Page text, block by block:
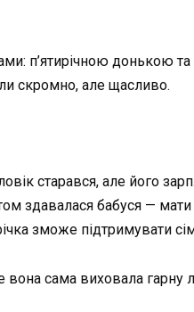
п’ятирічною донькою та
скромно, але щасливо.
старався, але його
здавалася бабуся — мати
зможе підтримувати
вона сама виховала гарну